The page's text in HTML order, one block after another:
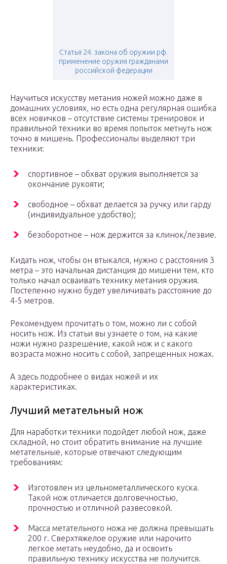
Статья 24. закона об оружии рф.
применение оружия гражданами
российской федерации
Научиться искусству метания ножей можно даже в
домашних условиях, но есть одна регулярная ошибка
всех новичков – отсутствие системы тренировок и
правильной техники во время попыток метнуть нож
точно в мишень. Профессионалы выделяют три
техники:
спортивное – обхват оружия выполняется за
окончание рукояти;
свободное – обхват делается за ручку или гарду
(индивидуальное удобство);
безоборотное – нож держится за клинок/лезвие.
Кидать нож, чтобы он втыкался, нужно с расстояния 3
метра – это начальная дистанция до мишени тем, кто
только начал осваивать технику метания оружия.
Постепенно нужно будет увеличивать расстояние до
4-5 метров.
Рекомендуем прочитать о том, можно ли с собой
носить нож. Из статьи вы узнаете о том, на какие
ножи нужно разрешение, какой нож и с какого
возраста можно носить с собой, запрещенных ножах.
А здесь подробнее о видах ножей и их
характеристиках.
Лучший метательный нож
Для наработки техники подойдет любой нож, даже
складной, но стоит обратить внимание на лучшие
метательные, которые отвечают следующим
требованиям:
Изготовлен из цельнометаллического куска.
Такой нож отличается долговечностью,
прочностью и отличной развесовкой.
Масса метательного ножа не должна превышать
200 г. Сверхтяжелое оружие или нарочито
легкое метать неудобно, да и освоить
правильную технику искусства не получится.